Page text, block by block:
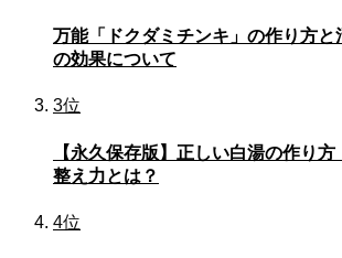
万能「ドクダミチンキ」の作り方と
の効果について
3位
【永久保存版】正しい白湯の作り
整え力とは？
4位